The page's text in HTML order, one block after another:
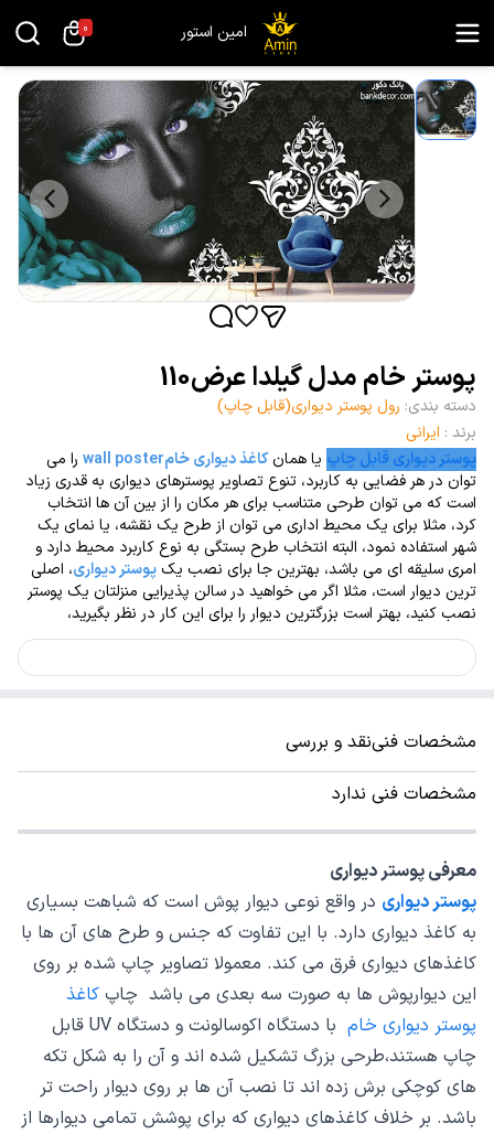
امین استور 0
پوستر خام مدل گیلدا عرض110
دسته بندی: رول پوستر دیواری(قابل چاپ)
برند : ایرانی
پوستر دیواری قابل چاپ یا همانکاغذ دیواری خامwall poster
را می
توان در هر فضایی به کاربرد، تنوع تصاویر پوسترهای دیواری به قدری زیاد
است که می توان طرحی متناسب برای هر مکان را از بین آن ها انتخاب
کرد، مثلا برای یک محیط اداری می توان از طرح یک نقشه، یا نمای یک
شهر استفاده نمود، البته انتخاب طرح بستگی به نوع کاربرد محیط دارد و
امری سلیقه ای می باشد، بهترین جا برای نصب یک پوستر دیواری، اصلی
ترین دیوار است، مثلا اگر می خواهید در سالن پذیرایی منزلتان یک پوستر
نصب کنید، بهتر است بزرگترین دیوار را برای این کار در نظر بگیرید،
مشخصات فنینقد و بررسی
مشخصات فنی ندارد
معرفی پوستر دیواری
پوستر دیواری در واقع نوعی دیوار پوش است که شباهت بسیاری
به کاغذ دیواری دارد. با این تفاوت که جنس و طرح های آن ها با
کاغذهای دیواری فرق می کند. معمولا تصاویر چاپ شده بر روی
این دیوارپوش ها به صورت سه بعدی می باشد چاپ کاغذ
پوستر دیواری خام
با دستگاه اکوسالونت و دستگاه UV قابل
چاپ هستند،طرحی بزرگ تشکیل شده اند و آن را به شکل تکه
های کوچکی برش زده اند تا نصب آن ها بر روی دیوار راحت تر
باشد. بر خلاف کاغذهای دیواری که برای پوشش تمامی دیوارها از